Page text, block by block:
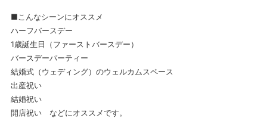
■こんなシーンにオススメ
ハーフバースデー
1歳誕生日（ファーストバースデー）
バースデーパーティー
結婚式（ウェディング）のウェルカムスペース
出産祝い
結婚祝い
開店祝い などにオススメです。